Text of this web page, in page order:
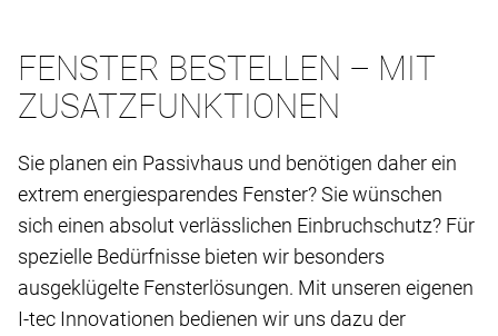
FENSTER BESTELLEN – MIT
ZUSATZFUNKTIONEN
Sie planen ein Passivhaus und benötigen daher ein
extrem energiesparendes Fenster? Sie wünschen
sich einen absolut verlässlichen Einbruchschutz? Für
spezielle Bedürfnisse bieten wir besonders
ausgeklügelte Fensterlösungen. Mit unseren eigenen
I-tec Innovationen bedienen wir uns dazu der